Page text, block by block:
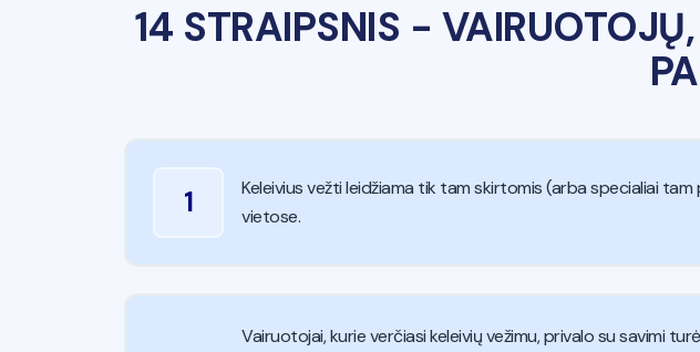
14 STRAIPSNIS -
1
Keleivius vežti leidžiama tik tam skirtomis (arba specialiai
vietose.
Vairuotojai, kurie verčiasi keleivių vežimu, privalo su savimi